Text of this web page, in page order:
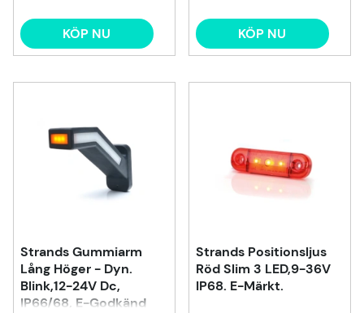
KÖP NU KÖP NU
Strands Gummiarm
Lång Höger - Dyn.
Blink,12-24V Dc,
IP66/68, E-Godkänd
Strands Positionsljus
Röd Slim 3 LED,9-36V
IP68. E-Märkt.